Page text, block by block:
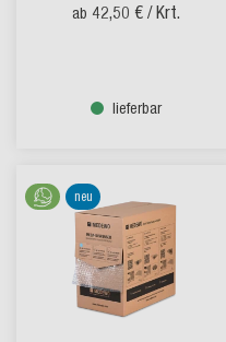
ab 42,50 € / Krt.
lieferbar
neu